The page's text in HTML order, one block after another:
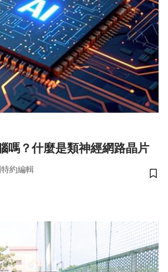
嗎？什麼是類神經網路晶片
約編輯
儲